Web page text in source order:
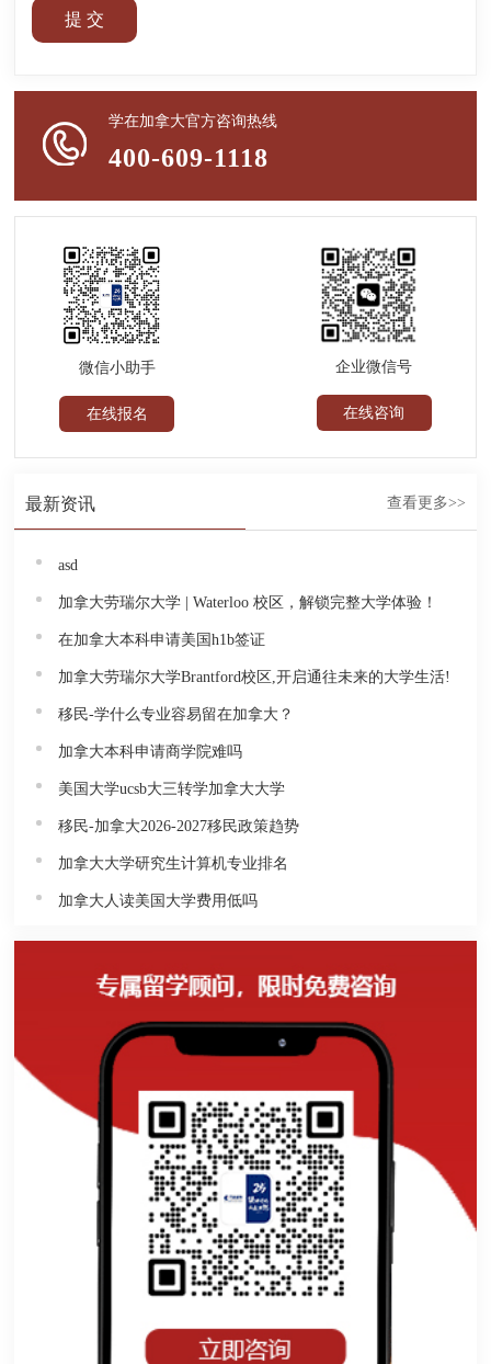
提 交
学在加拿大官方咨询热线
400-609-1118
微信小助手
在线报名
企业微信号
在线咨询
最新资讯 查看更多>>
asd
加拿大劳瑞尔大学 | Waterloo 校区，解锁完整大学体验！
在加拿大本科申请美国h1b签证
加拿大劳瑞尔大学Brantford校区,开启通往未来的大学生活!
移民-学什么专业容易留在加拿大？
加拿大本科申请商学院难吗
美国大学ucsb大三转学加拿大大学
移民-加拿大2026-2027移民政策趋势
加拿大大学研究生计算机专业排名
加拿大人读美国大学费用低吗